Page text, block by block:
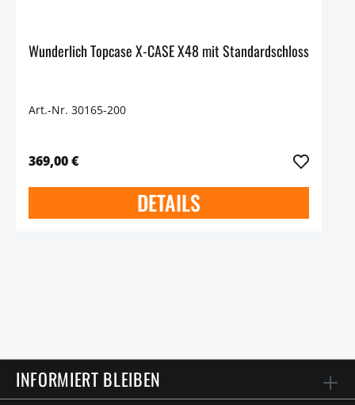
Wunderlich Topcase X-CASE X48 mit Standardschloss
Art.-Nr. 30165-200
369,00 €
DETAILS
INFORMIERT BLEIBEN